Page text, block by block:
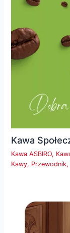
Kawa
Kawa ASBIRO,
Kawy, Przewodnik